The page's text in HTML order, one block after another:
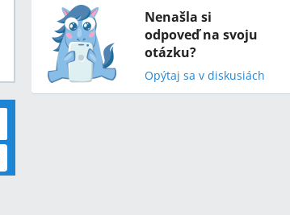
Nenašla si
odpoveď na svoju
otázku?
Opýtaj sa v diskusiách